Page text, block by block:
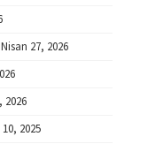
Nisan 27, 2026
2026
2025